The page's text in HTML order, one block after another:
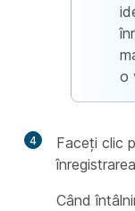
o
4 Faceți clic
Când